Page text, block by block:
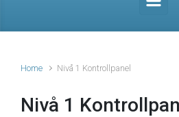
Home Nivå 1 Kontrollpanel
Nivå 1